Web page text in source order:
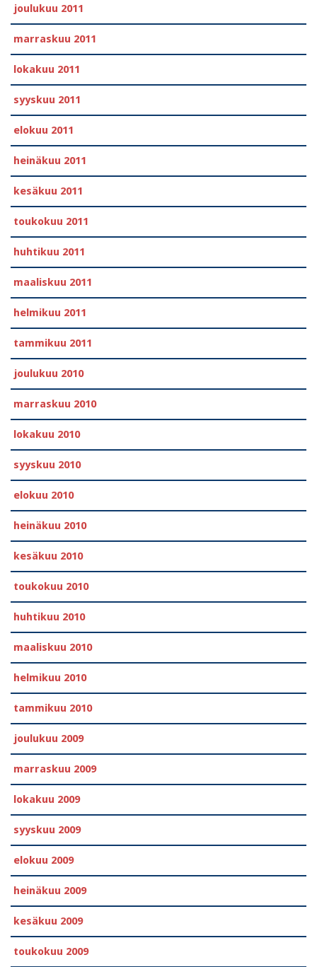
joulukuu 2011
marraskuu 2011
lokakuu 2011
syyskuu 2011
elokuu 2011
heinäkuu 2011
kesäkuu 2011
toukokuu 2011
huhtikuu 2011
maaliskuu 2011
helmikuu 2011
tammikuu 2011
joulukuu 2010
marraskuu 2010
lokakuu 2010
syyskuu 2010
elokuu 2010
heinäkuu 2010
kesäkuu 2010
toukokuu 2010
huhtikuu 2010
maaliskuu 2010
helmikuu 2010
tammikuu 2010
joulukuu 2009
marraskuu 2009
lokakuu 2009
syyskuu 2009
elokuu 2009
heinäkuu 2009
kesäkuu 2009
toukokuu 2009